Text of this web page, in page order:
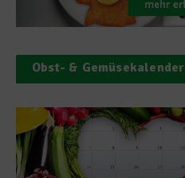
Obst- & Gemüsekalender